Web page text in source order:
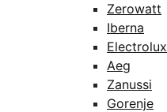
Zerowatt
Iberna
Electrolux
Aeg
Zanussi
Gorenje